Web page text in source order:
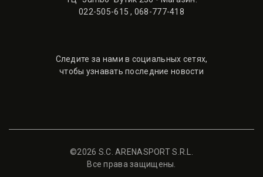
022-505-615, 068-777-418
Следите за нами в социальных сетях,
чтобы узнавать последние новости
©2026 S.C. ARENASPORT S.R.L.
Все права защищены.